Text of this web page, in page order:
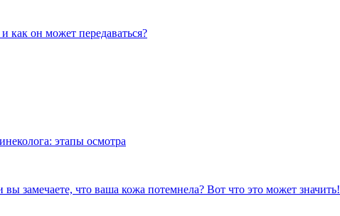
как он может передаваться?
этапы осмотра
замечаете, что ваша кожа потемнела? Вот что это может значить!